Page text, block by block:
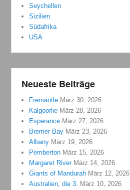
Seychellen
Sizilien
Südafrika
USA
Neueste Beiträge
Fremantle März 30, 2026
Kalgoorlie März 28, 2026
Esperance März 27, 2026
Bremer Bay März 23, 2026
Albany März 19, 2026
Pemberton März 15, 2026
Margaret River März 14, 2026
Giants of Mandurah März 12, 2026
Australien, die 3. März 10, 2026